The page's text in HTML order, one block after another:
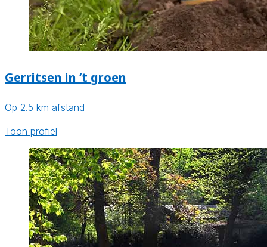
Gerritsen in ’t groen
Op 2.5 km afstand
Toon profiel